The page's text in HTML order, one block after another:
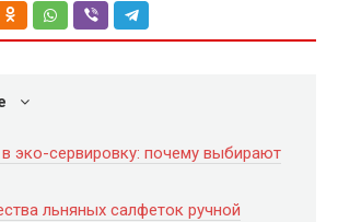
эко-сервировку: почему выбирают
льняных салфеток ручной